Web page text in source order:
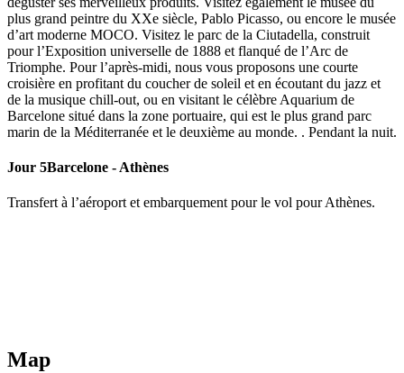
plus grand peintre du XXe siècle, Pablo Picasso, ou encore le musée
d’art moderne MOCO. Visitez le parc de la Ciutadella, construit
pour l’Exposition universelle de 1888 et flanqué de l’Arc de
Triomphe. Pour l’après-midi, nous vous proposons une courte
croisière en profitant du coucher de soleil et en écoutant du jazz et
de la musique chill-out, ou en visitant le célèbre Aquarium de
Barcelone situé dans la zone portuaire, qui est le plus grand parc
marin de la Méditerranée et le deuxième au monde. . Pendant la nuit.
Jour 5Barcelone - Athènes
Transfert à l’aéroport et embarquement pour le vol pour Athènes.
Map